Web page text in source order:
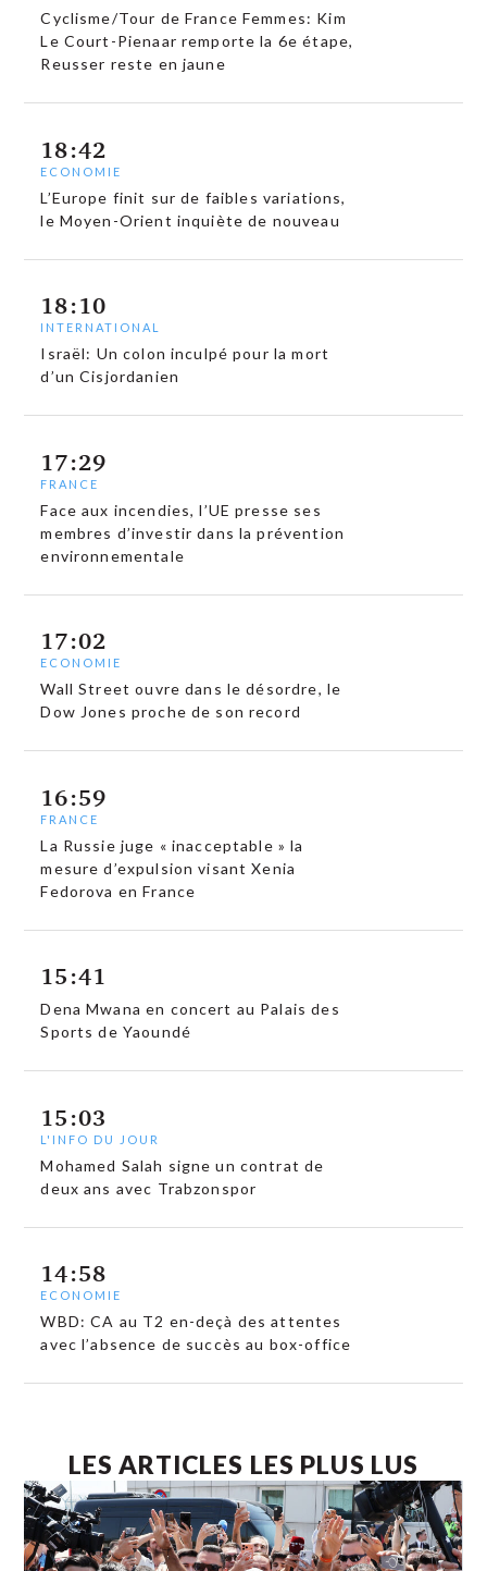
Cyclisme/Tour de France Femmes: Kim
Le Court-Pienaar remporte la 6e étape,
Reusser reste en jaune
18:42
ECONOMIE
L’Europe finit sur de faibles variations,
le Moyen-Orient inquiète de nouveau
18:10
INTERNATIONAL
Israël: Un colon inculpé pour la mort
d’un Cisjordanien
17:29
FRANCE
Face aux incendies, l’UE presse ses
membres d’investir dans la prévention
environnementale
17:02
ECONOMIE
Wall Street ouvre dans le désordre, le
Dow Jones proche de son record
16:59
FRANCE
La Russie juge « inacceptable » la
mesure d’expulsion visant Xenia
Fedorova en France
15:41
Dena Mwana en concert au Palais des
Sports de Yaoundé
15:03
L'INFO DU JOUR
Mohamed Salah signe un contrat de
deux ans avec Trabzonspor
14:58
ECONOMIE
WBD: CA au T2 en-deçà des attentes
avec l’absence de succès au box-office
LES ARTICLES LES PLUS LUS